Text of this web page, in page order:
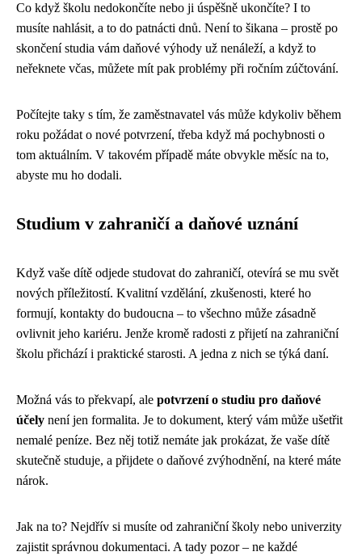
Co když školu nedokončíte nebo ji úspěšně ukončíte? I to
musíte nahlásit, a to do patnácti dnů. Není to šikana – prostě po
skončení studia vám daňové výhody už nenáleží, a když to
neřeknete včas, můžete mít pak problémy při ročním zúčtování.
Počítejte taky s tím, že zaměstnavatel vás může kdykoliv během
roku požádat o nové potvrzení, třeba když má pochybnosti o
tom aktuálním. V takovém případě máte obvykle měsíc na to,
abyste mu ho dodali.
Studium v zahraničí a daňové uznání
Když vaše dítě odjede studovat do zahraničí, otevírá se mu svět
nových příležitostí. Kvalitní vzdělání, zkušenosti, které ho
formují, kontakty do budoucna – to všechno může zásadně
ovlivnit jeho kariéru. Jenže kromě radosti z přijetí na zahraniční
školu přichází i praktické starosti. A jedna z nich se týká daní.
Možná vás to překvapí, ale potvrzení o studiu pro daňové
účely není jen formalita. Je to dokument, který vám může ušetřit
nemalé peníze. Bez něj totiž nemáte jak prokázat, že vaše dítě
skutečně studuje, a přijdete o daňové zvýhodnění, na které máte
nárok.
Jak na to? Nejdřív si musíte od zahraniční školy nebo univerzity
zajistit správnou dokumentaci. A tady pozor – ne každé